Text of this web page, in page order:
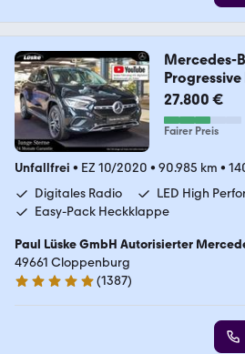
Mercedes-
CarPlay
27.800 €
Fairer Preis
Unfallfrei • EZ 10/2020 • 90.985 km •
Digitales Radio
LED High
Easy-Pack Heckklappe
Paul Lüske GmbH Autorisierter
Service & Junge Sterne Verkauf
49661 Cloppenburg
4.9 Sterne
(1387)